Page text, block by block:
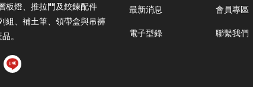
板燈、推拉門及鉸鍊配件
組、補土筆、領帶盒與吊褲
。
最新消息
電子型錄
會員專區
聯繫我們